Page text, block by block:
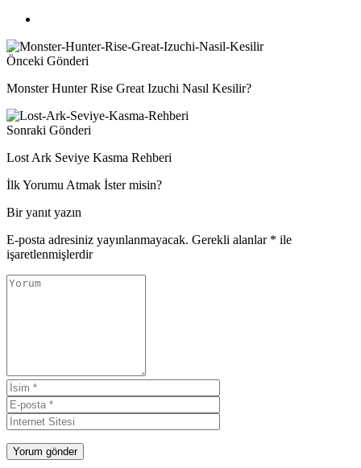
Önceki Gönderi
Monster Hunter Rise Great Izuchi Nasıl Kesilir?
Sonraki Gönderi
Lost Ark Seviye Kasma Rehberi
İlk Yorumu Atmak İster misin?
Bir yanıt yazın
E-posta adresiniz yayınlanmayacak. Gerekli alanlar * ile
işaretlenmişlerdir